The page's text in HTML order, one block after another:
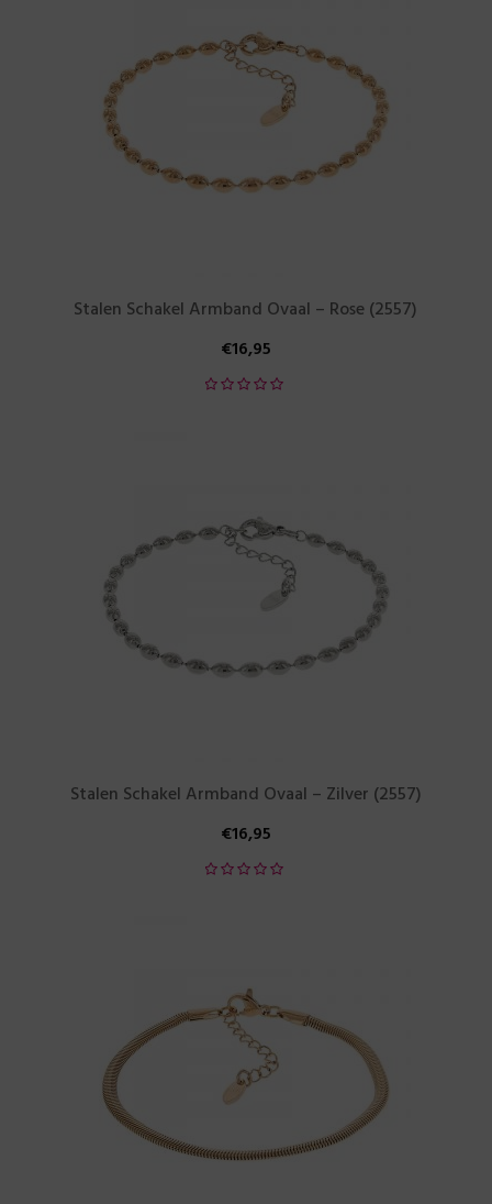
Stalen Schakel Armband Ovaal – Rose (2557)
€16,95
Stalen Schakel Armband Ovaal – Zilver (2557)
€16,95